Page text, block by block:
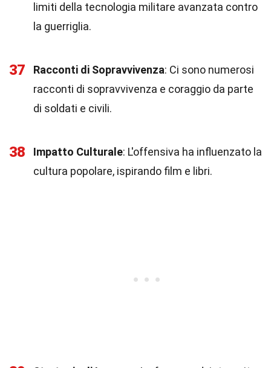
limiti della tecnologia militare avanzata contro
la guerriglia.
37 Racconti di Sopravvivenza: Ci sono numerosi
racconti di sopravvivenza e coraggio da parte
di soldati e civili.
38 Impatto Culturale: L'offensiva ha influenzato la
cultura popolare, ispirando film e libri.